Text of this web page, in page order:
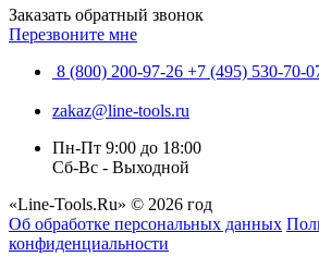
Заказать обратный звонок
Перезвоните мне
8 (800) 200-97-26 +7 (495) 530-70-
zakaz@line-tools.ru
Пн-Пт 9:00 до 18:00
Сб-Вс - Выходной
«Line-Tools.Ru» © 2026 год
Об обработке персональных данных
конфиденциальности